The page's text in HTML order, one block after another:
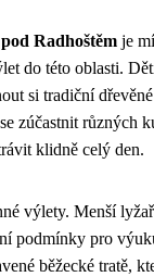
Radhoštěm je
do této oblasti.
si tradiční
zúčastnit různých
klidně celý den.
výlety. Menší
podmínky pro
běžecké tratě,